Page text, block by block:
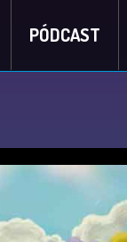
PÓDCAST